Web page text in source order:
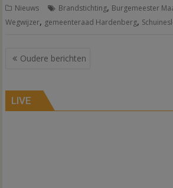
Nieuws Brandstichting, Burgemeester
Wegwijzer, gemeenteraad Hardenberg,
Berichtennavigatie
Oudere berichten
LIVE